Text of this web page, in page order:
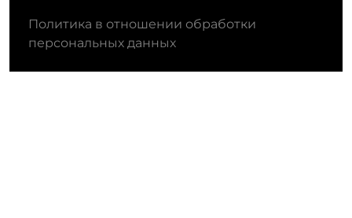
Политика в отношении обработки
персональных данных